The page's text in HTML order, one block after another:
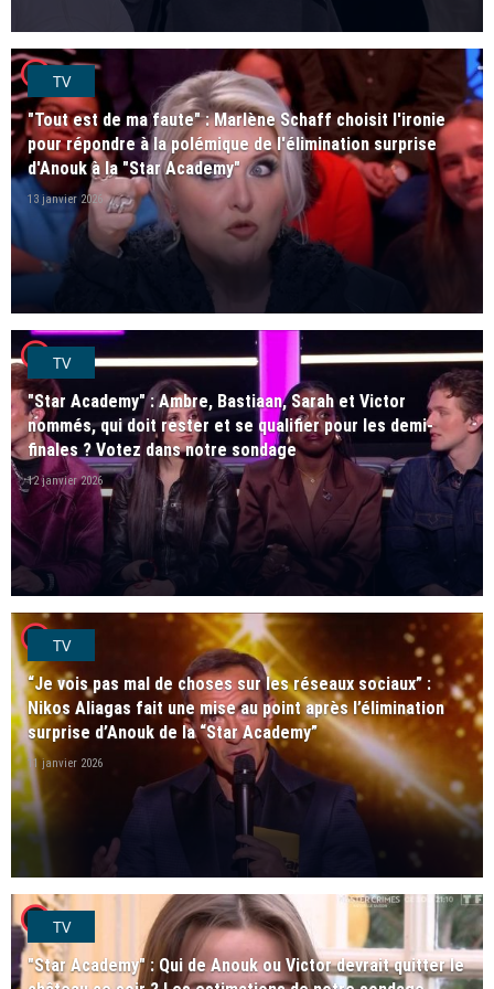
player2TV
"Tout est de ma faute" : Marlène Schaff choisit l'ironie
pour répondre à la polémique de l'élimination surprise
d'Anouk à la "Star Academy"
13 janvier 2026
player2TV
"Star Academy" : Ambre, Bastiaan, Sarah et Victor
nommés, qui doit rester et se qualifier pour les demi-
finales ? Votez dans notre sondage
12 janvier 2026
player2TV
“Je vois pas mal de choses sur les réseaux sociaux” :
Nikos Aliagas fait une mise au point après l’élimination
surprise d’Anouk de la “Star Academy”
11 janvier 2026
player2TV
"Star Academy" : Qui de Anouk ou Victor devrait quitter le